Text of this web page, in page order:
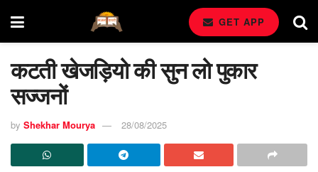
GET APP
कटती खेजड़ियो की सुन लो पुकार
सज्जनों
by Shekhar Mourya 28/08/2025